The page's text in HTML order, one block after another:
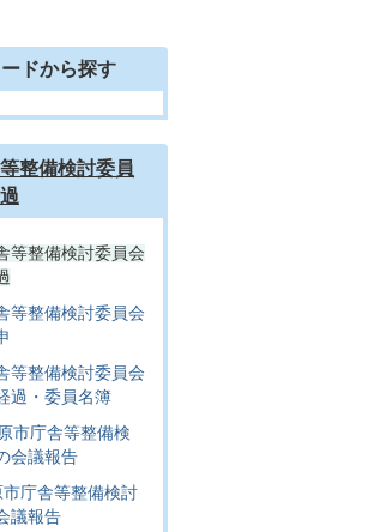
ドから探す
整備検討委員
等整備検討委員会
等整備検討委員会
等整備検討委員会
過・委員名簿
市庁舎等整備検
会議報告
庁舎等整備検討
議報告